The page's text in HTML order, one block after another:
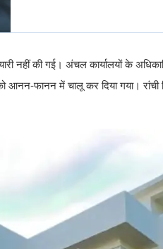
की गई। अंचल कार्यालयों के
आनन-फानन में चालू कर दिया गया।